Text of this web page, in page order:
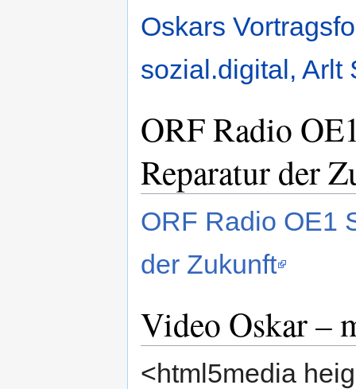
Oskars
sozial.digital, Arlt
ORF Radio
Reparatur der
ORF Radio OE1
der Zukunft
Video Oskar –
<html5media